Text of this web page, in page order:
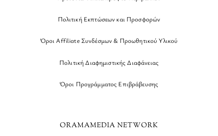
Πολιτική Εκπτώσεων και Προσφορών
Όροι Affiliate Συνδέσμων & Προωθητικού Υλικού
Πολιτική Διαφημιστικής Διαφάνειας
Όροι Προγράμματος Επιβράβευσης
ORAMAMEDIA NETWORK